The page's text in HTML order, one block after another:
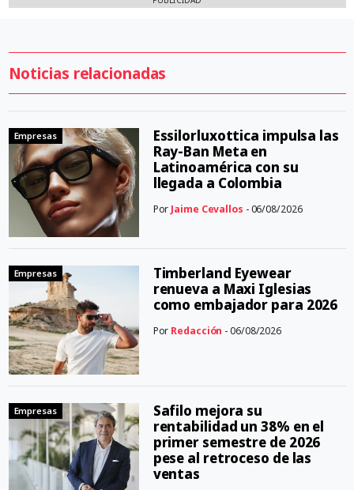
Noticias relacionadas
Empresas
Essilorluxottica impulsa las
Ray-Ban Meta en
Latinoamérica con su
llegada a Colombia
Por Jaime Cevallos - 06/08/2026
Empresas
Timberland Eyewear
renueva a Maxi Iglesias
como embajador para 2026
Por Redacción - 06/08/2026
Empresas
Safilo mejora su
rentabilidad un 38% en el
primer semestre de 2026
pese al retroceso de las
ventas